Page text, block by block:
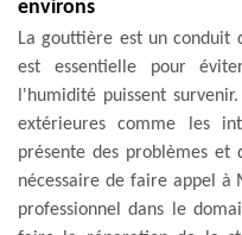
environs
La gouttière est un conduit
est essentielle pour
l'humidité puissent
extérieures comme les
présente des problèmes et
nécessaire de faire appel à
professionnel dans le